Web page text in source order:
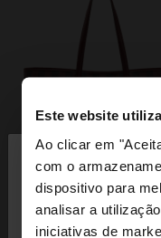
Este website
Ao clicar em
com o
dispositivo para
analisar a
iniciativas de
Está a aceder ao
navegar no nosso